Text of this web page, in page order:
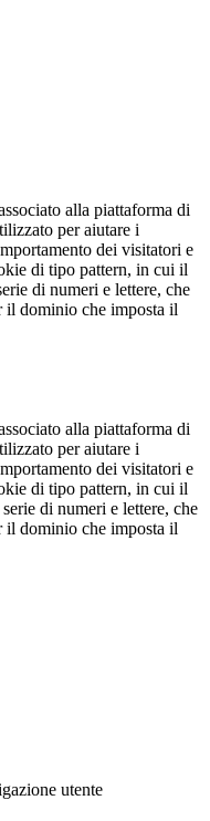
alla piattaforma di
per aiutare i
dei visitatori e
di tipo pattern, in cui il
di numeri e lettere, che
il dominio che imposta il
alla piattaforma di
per aiutare i
dei visitatori e
di tipo pattern, in cui il
di numeri e lettere, che
il dominio che imposta il
utente